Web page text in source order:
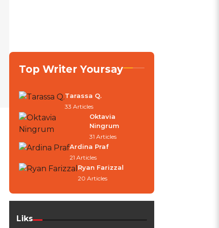
Top Writer Yoursay
Tarassa Q.
33 Articles
Oktavia
Ningrum
31 Articles
Ardina Praf
21 Articles
Ryan Farizzal
20 Articles
Liks